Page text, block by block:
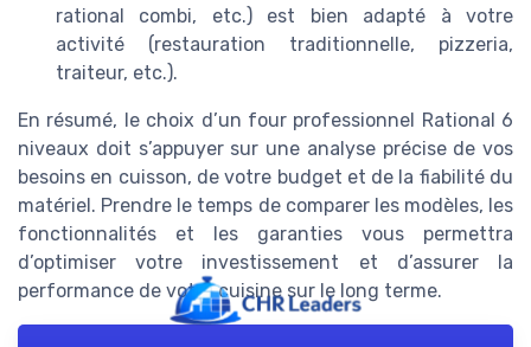
rational combi, etc.) est bien adapté à votre
activité (restauration traditionnelle, pizzeria,
traiteur, etc.).
En résumé, le choix d’un four professionnel Rational 6
niveaux doit s’appuyer sur une analyse précise de vos
besoins en cuisson, de votre budget et de la fiabilité du
matériel. Prendre le temps de comparer les modèles, les
fonctionnalités et les garanties vous permettra
d’optimiser votre investissement et d’assurer la
performance de votre cuisine sur le long terme.